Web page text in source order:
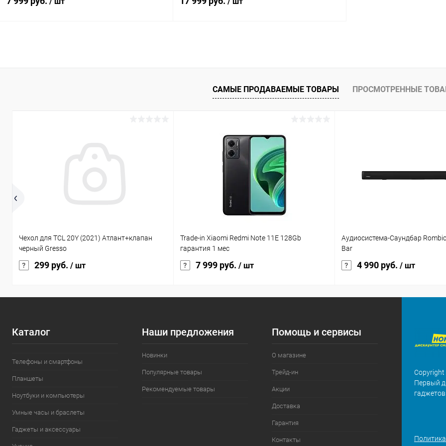
Сравнение Сравнение
В избранное Под заказ
САМЫЕ ПРОДАВАЕМЫЕ ТОВАРЫ ПРОСМОТРЕННЫЕ
Чехол для TCL 20Y (2021) Атлант+клапан
черный Gresso
299 руб. / шт
Trade-in Xiaomi Redmi Note 11E 128Gb
гарантия 1 мес
7 999 руб. / шт
Аудиосистема-Саундбар
Bar
4 990 руб. / шт
Каталог
Телефоны и смартфоны
Планшеты
Ноутбуки и компьютеры
Умные часы и браслеты
Гаджеты и аксессуары
Наши предложения
Новинки
Популярные товары
Рекомендуемые товары
Помощь и сервисы
О магазине
Трейд-ин
Акции
Доставка
Гарантия
Контакты
Copyright
Первый